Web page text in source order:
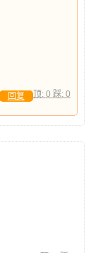
顶: 0 踩: 0
回复